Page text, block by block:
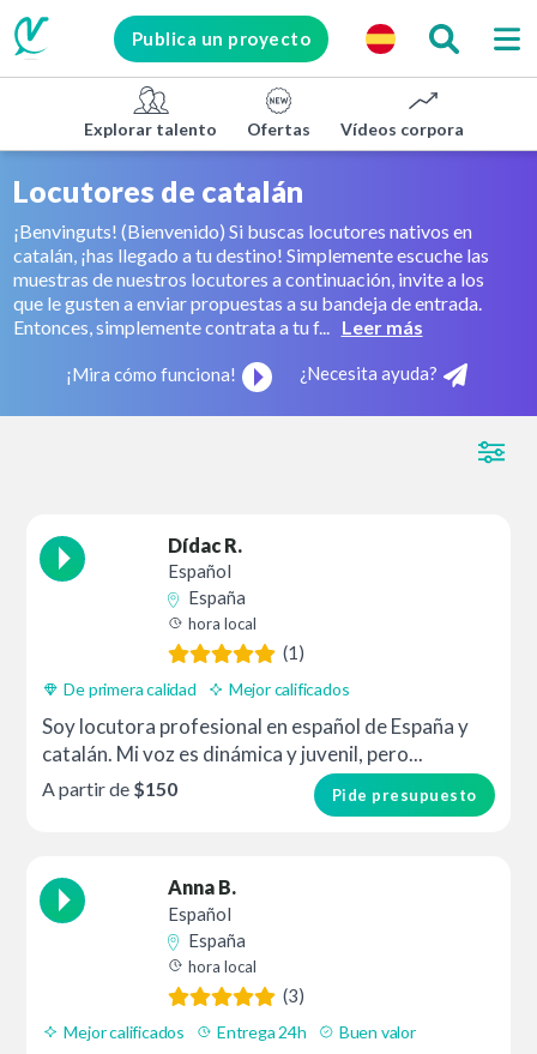
Publica un proyecto
Explorar talento Ofertas Vídeos corporativos
Locutores de catalán
¡Benvinguts! (Bienvenido) Si buscas locutores nativos en
catalán, ¡has llegado a tu destino! Simplemente escuche las
muestras de nuestros locutores a continuación, invite a los
que le gusten a enviar propuestas a su bandeja de entrada.
Entonces, simplemente contrata a tu f...
Leer más
¡Mira cómo funciona! ¿Necesita ayuda?
Dídac R.
Español
España
hora local
(1)
De primera calidad Mejor calificados
Soy locutora profesional en español de España y
catalán. Mi voz es dinámica y juvenil, pero...
Pide presupuesto
A partir de $150
Anna B.
Español
España
hora local
(3)
Mejor calificados Entrega 24h Buen valor